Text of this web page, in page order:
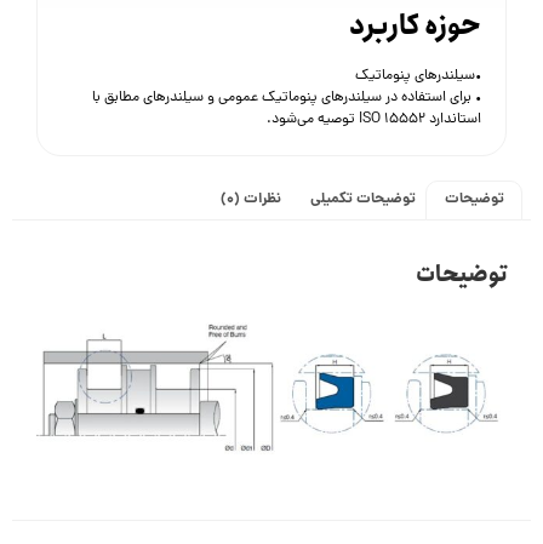
حوزه کاربرد
•سیلندرهای پنوماتیک
• برای استفاده در سیلندرهای پنوماتیک عمومی و سیلندرهای مطابق با
استاندارد ISO 15552 توصیه می‌شود.
توضیحات توضیحات تکمیلی نظرات (0)
توضیحات